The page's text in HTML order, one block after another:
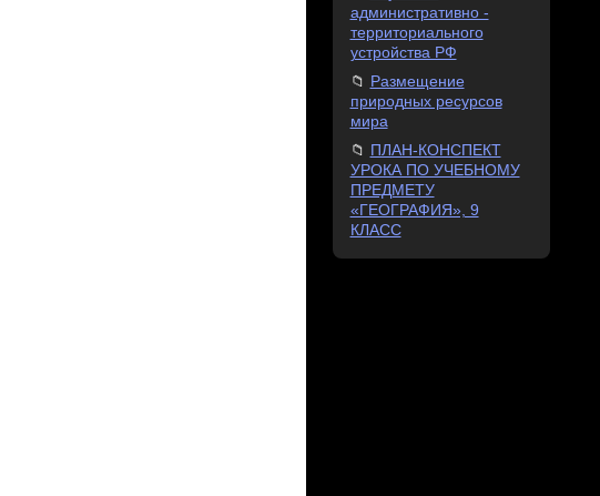
административно -
территориального
устройства РФ
Размещение
природных ресурсов
мира
ПЛАН-КОНСПЕКТ
УРОКА ПО УЧЕБНОМУ
ПРЕДМЕТУ
«ГЕОГРАФИЯ», 9
КЛАСС